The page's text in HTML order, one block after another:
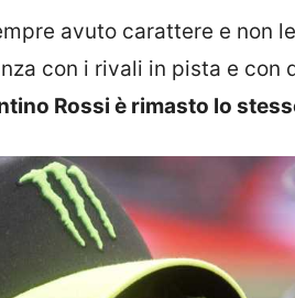
avuto carattere e non
con i rivali in pista e con
Rossi è rimasto lo